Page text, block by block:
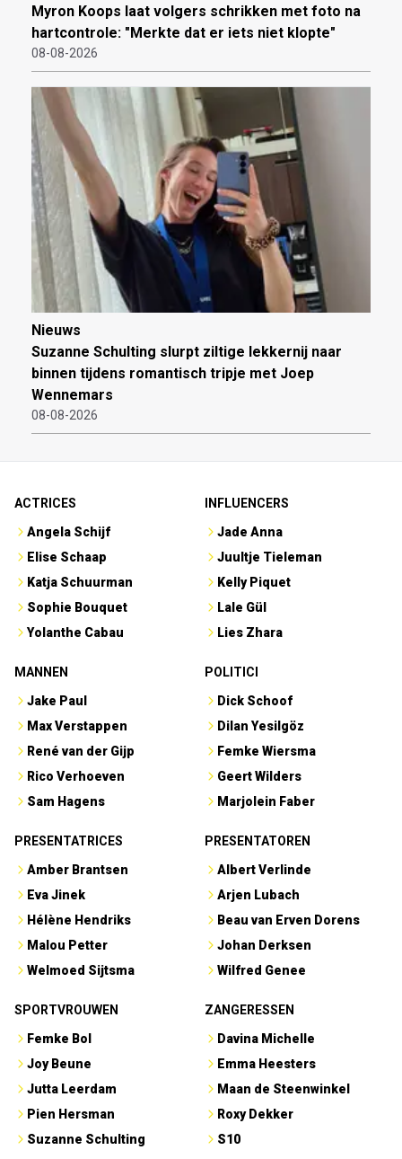
Myron Koops laat volgers schrikken met foto na
hartcontrole: "Merkte dat er iets niet klopte"
08-08-2026
Nieuws
Suzanne Schulting slurpt ziltige lekkernij naar
binnen tijdens romantisch tripje met Joep
Wennemars
08-08-2026
ACTRICES
Angela Schijf
Elise Schaap
Katja Schuurman
Sophie Bouquet
Yolanthe Cabau
INFLUENCERS
Jade Anna
Juultje Tieleman
Kelly Piquet
Lale Gül
Lies Zhara
MANNEN
Jake Paul
Max Verstappen
René van der Gijp
Rico Verhoeven
Sam Hagens
POLITICI
Dick Schoof
Dilan Yesilgöz
Femke Wiersma
Geert Wilders
Marjolein Faber
PRESENTATRICES
Amber Brantsen
Eva Jinek
Hélène Hendriks
Malou Petter
Welmoed Sijtsma
PRESENTATOREN
Albert Verlinde
Arjen Lubach
Beau van Erven Dorens
Johan Derksen
Wilfred Genee
SPORTVROUWEN
Femke Bol
Joy Beune
Jutta Leerdam
Pien Hersman
Suzanne Schulting
ZANGERESSEN
Davina Michelle
Emma Heesters
Maan de Steenwinkel
Roxy Dekker
S10